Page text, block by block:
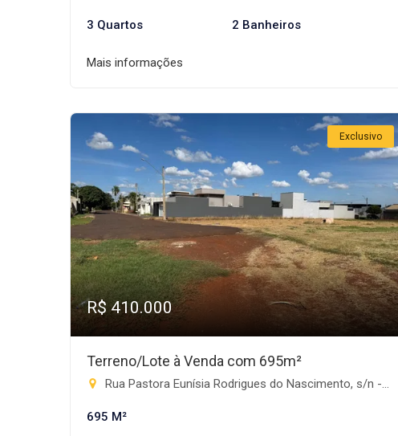
3 Quartos 2 Banheiros
Mais informações
Exclusivo
R$ 410.000
Terreno/Lote à Venda com 695m²
Rua Pastora Eunísia Rodrigues do Nascimento, s/n - Progresso, Rio Brilhante-MS
695 M²